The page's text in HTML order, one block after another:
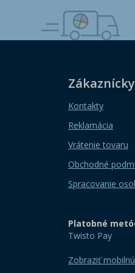
Kontakty
Reklamácia
Vrátenie tovaru
Obchodné
Spracovanie
Platobné
Twisto Pay
Zobraziť